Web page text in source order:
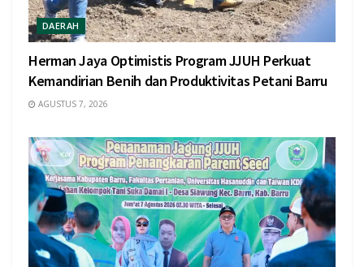
DAERAH
Herman Jaya Optimistis Program JJUH Perkuat
Kemandirian Benih dan Produktivitas Petani Barru
AGUSTUS 7, 2026